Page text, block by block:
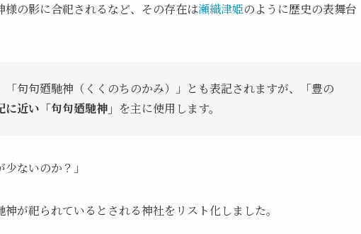
の影に合祀されるなど、その存在は瀬織津姫のように歴史の表舞台
句句廼馳神（くくのちのかみ）」とも表記されますが、「豊の
近い「句句廼馳神」 を主に使用します。
ないのか？」
が祀られているとされる神社をリスト化しました。